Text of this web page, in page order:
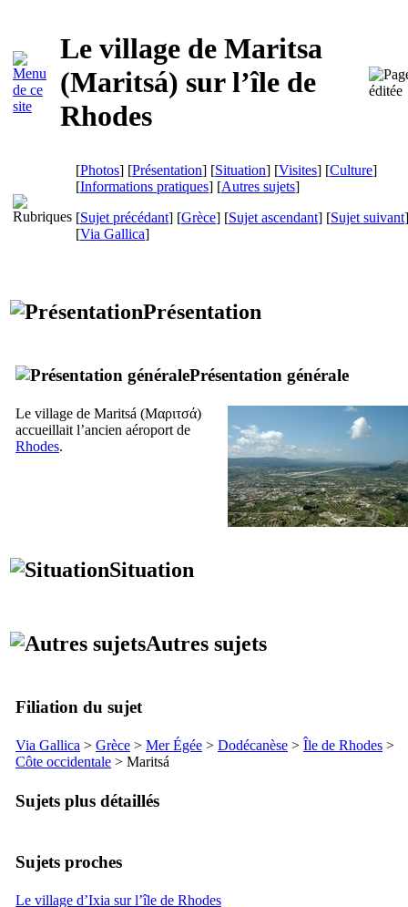
Le village de Maritsa
(Maritsá) sur l’île de
Rhodes
[Photos] [Présentation] [Situation] [Visites] [Culture]
[Informations pratiques] [Autres sujets]
[Sujet précédant] [Grèce] [Sujet ascendant] [Sujet suivant]
[Via Gallica]
Présentation
Présentation générale
Le village de Maritsá (Μαριτσά)
accueillait l’ancien aéroport de
Rhodes.
Situation
Autres sujets
Filiation du sujet
Via Gallica > Grèce > Mer Égée > Dodécanèse > Île de Rhodes >
Côte occidentale > Maritsá
Sujets plus détaillés
Sujets proches
Le village d’Ixia sur l’île de Rhodes